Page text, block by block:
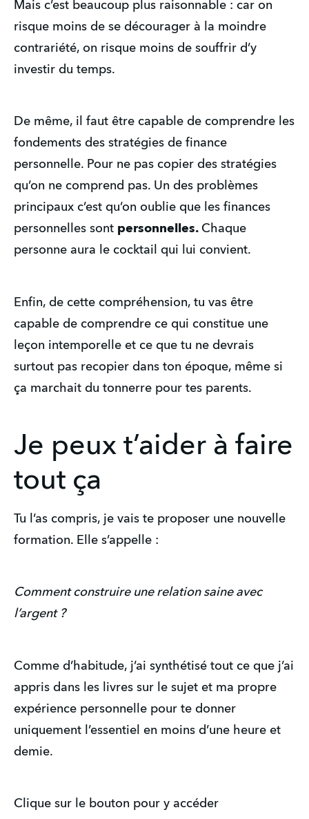
Mais c’est beaucoup plus raisonnable : car on
risque moins de se décourager à la moindre
contrariété, on risque moins de souffrir d’y
investir du temps.
De même, il faut être capable de comprendre les
fondements des stratégies de finance
personnelle. Pour ne pas copier des stratégies
qu’on ne comprend pas. Un des problèmes
principaux c’est qu’on oublie que les finances
personnelles sont personnelles. Chaque
personne aura le cocktail qui lui convient.
Enfin, de cette compréhension, tu vas être
capable de comprendre ce qui constitue une
leçon intemporelle et ce que tu ne devrais
surtout pas recopier dans ton époque, même si
ça marchait du tonnerre pour tes parents.
Je peux t’aider à faire
tout ça
Tu l’as compris, je vais te proposer une nouvelle
formation. Elle s’appelle :
Comment construire une relation saine avec
l’argent ?
Comme d’habitude, j’ai synthétisé tout ce que j’ai
appris dans les livres sur le sujet et ma propre
expérience personnelle pour te donner
uniquement l’essentiel en moins d’une heure et
demie.
Clique sur le bouton pour y accéder